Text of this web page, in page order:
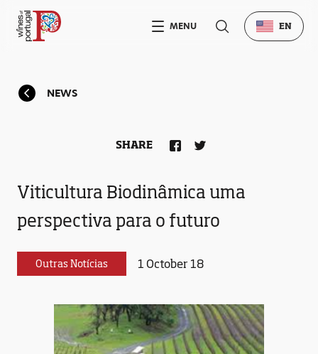
NEWS
Viticultura Biodinâmica uma
perspectiva para o futuro
Outras Notícias 1 October 18
SHARE
MENU EN